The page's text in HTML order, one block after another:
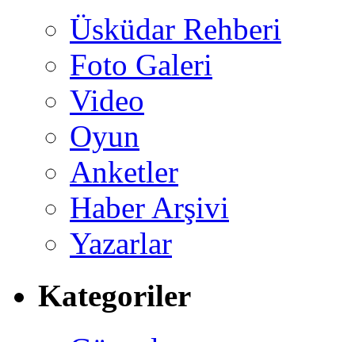
Üsküdar Rehberi
Foto Galeri
Video
Oyun
Anketler
Haber Arşivi
Yazarlar
Kategoriler